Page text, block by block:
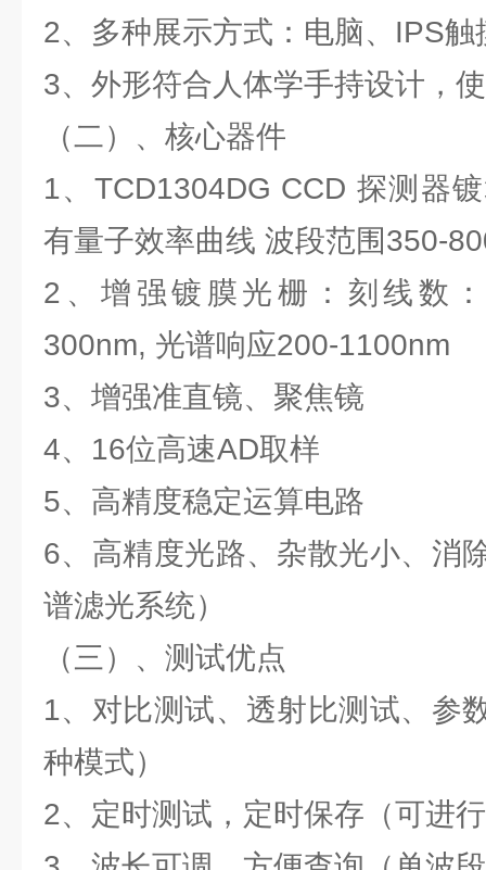
2、多种展示方式：电脑、IPS触
3、外形符合人体学手持设计，
（二）、核心器件
1、TCD1304DG CCD 探测器
有量子效率曲线 波段范围350-
2、增强镀膜光栅：刻线数
300nm, 光谱响应200-1100nm
3、增强准直镜、聚焦镜
4、16位高速AD取样
5、高精度稳定运算电路
6、高精度光路、杂散光小、消
谱滤光系统）
（三）、测试优点
1、对比测试、透射比测试、参
种模式）
2、定时测试，定时保存（可进